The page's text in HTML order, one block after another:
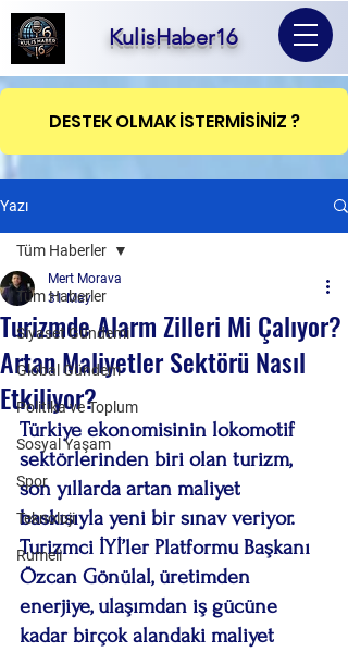
KulisHaber16
DESTEK OLMAK İSTERMİSİNİZ ?
Yazı
Tüm Haberler
Siyaset Gündemi
Global Gündem
Politika ve Toplum
Sosyal Yaşam
Spor
Teknoloji
Rumeli
Tüm Haberler
Turizmde Alarm Zilleri Mi Çalıyor?
Artan Maliyetler Sektörü Nasıl
Etkiliyor?
Mert Morava
31 May
Türkiye ekonomisinin lokomotif
sektörlerinden biri olan turizm,
son yıllarda artan maliyet
baskısıyla yeni bir sınav veriyor.
Turizmci İYİ’ler Platformu Başkanı
Özcan Gönülal, üretimden
enerjiye, ulaşımdan iş gücüne
kadar birçok alandaki maliyet